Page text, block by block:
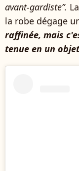
avant-gardiste”.
la robe dégage
raffinée, mais
tenue en un